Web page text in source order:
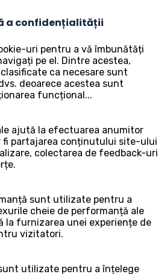
a confidențialității
uri pentru a vă îmbunătăți
pe el. Dintre acestea,
ca necesare sunt
deoarece acestea sunt
funcțional...
ajută la efectuarea anumitor
partajarea conținutului site-ului
colectarea de feedback-uri
sunt utilizate pentru a
cheie de performanță ale
la furnizarea unei experiențe de
vizitatori.
utilizate pentru a înțelege